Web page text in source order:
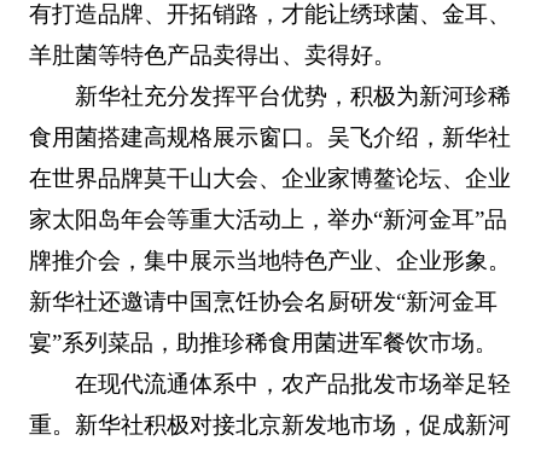
有打造品牌、开拓销路，才能让绣球菌、金耳、
羊肚菌等特色产品卖得出、卖得好。
新华社充分发挥平台优势，积极为新河珍稀
食用菌搭建高规格展示窗口。吴飞介绍，新华社
在世界品牌莫干山大会、企业家博鳌论坛、企业
家太阳岛年会等重大活动上，举办“新河金耳”品
牌推介会，集中展示当地特色产业、企业形象。
新华社还邀请中国烹饪协会名厨研发“新河金耳
宴”系列菜品，助推珍稀食用菌进军餐饮市场。
在现代流通体系中，农产品批发市场举足轻
重。新华社积极对接北京新发地市场，促成新河